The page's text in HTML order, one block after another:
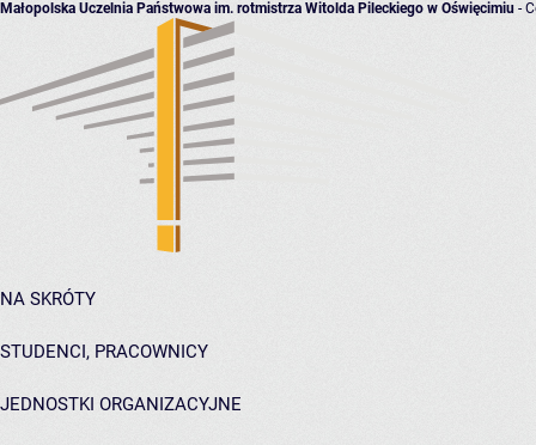
Małopolska Uczelnia Państwowa im. rotmistrza Witolda Pileckiego w Oświęcimiu -
NA SKRÓTY
STUDENCI, PRACOWNICY
JEDNOSTKI ORGANIZACYJNE